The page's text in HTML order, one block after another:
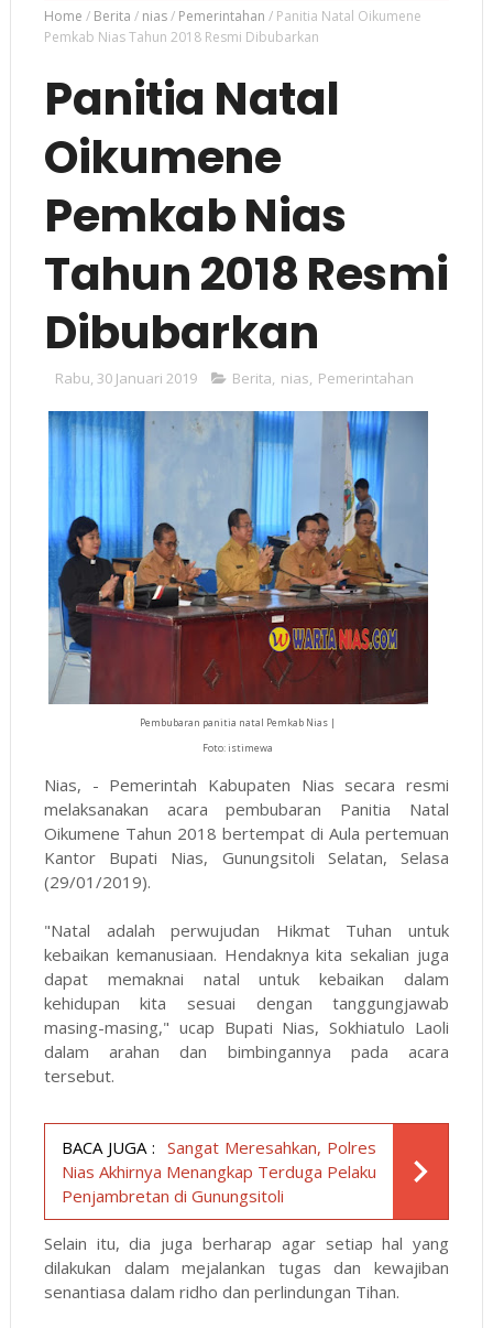
Home / Berita / nias/ Pemerintahan / Panitia Natal Oikumene
Pemkab Nias Tahun 2018 Resmi Dibubarkan
Panitia Natal
Oikumene
Pemkab Nias
Tahun 2018 Resmi
Dibubarkan
Rabu, 30 Januari 2019 Berita, nias, Pemerintahan
Pembubaran panitia natal Pemkab Nias |
Foto: istimewa
Nias, - Pemerintah Kabupaten Nias secara resmi
melaksanakan acara pembubaran Panitia Natal
Oikumene Tahun 2018 bertempat di Aula pertemuan
Kantor Bupati Nias, Gunungsitoli Selatan, Selasa
(29/01/2019).
"Natal adalah perwujudan Hikmat Tuhan untuk
kebaikan kemanusiaan. Hendaknya kita sekalian juga
dapat memaknai natal untuk kebaikan dalam
kehidupan kita sesuai dengan tanggungjawab
masing-masing," ucap Bupati Nias, Sokhiatulo Laoli
dalam arahan dan bimbingannya pada acara
tersebut.
BACA JUGA : Sangat Meresahkan, Polres
Nias Akhirnya Menangkap Terduga Pelaku
Penjambretan di Gunungsitoli
Selain itu, dia juga berharap agar setiap hal yang
dilakukan dalam mejalankan tugas dan kewajiban
senantiasa dalam ridho dan perlindungan Tihan.